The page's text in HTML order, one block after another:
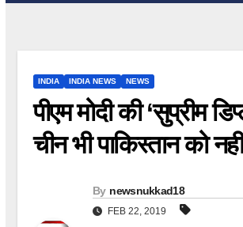
INDIA INDIA NEWS NEWS
पीएम मोदी की ‘सुप्रीम
चीन भी पाकिस्तान को
By newsnukkad18
FEB 22, 2019